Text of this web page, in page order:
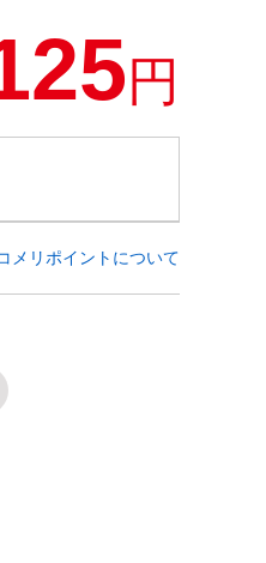
円
メリポイントについて